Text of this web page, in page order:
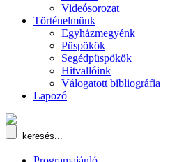
Videósorozat
Történelmünk
Egyházmegyénk
Püspökök
Segédpüspökök
Hitvallóink
Válogatott bibliográfia
Lapozó